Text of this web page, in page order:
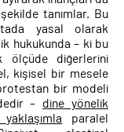
tanımlar. Bu
yasal olarak
hukukunda – ki bu
ölçüde diğerlerini
kişisel bir mesele
bir modeli
– dine yönelik
paralel